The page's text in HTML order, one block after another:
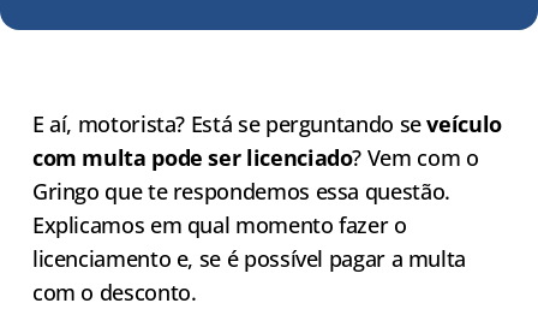
E aí, motorista? Está se perguntando seveículo
com multa pode ser licenciado? Vem com o
Gringo que te respondemos essa questão.
Explicamos em qual momento fazer o
licenciamento e, se é possível pagar a multa
com o desconto.